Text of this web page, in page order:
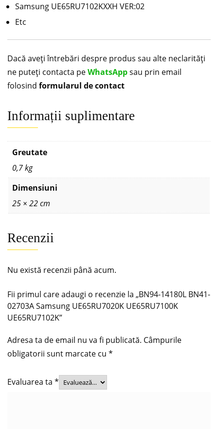
Samsung UE65RU7102KXXH VER:02
Etc
Dacă aveți întrebări despre produs sau alte neclarități
ne puteți contacta peWhatsAppsau prin email
folosind formularul de contact
Informații suplimentare
Greutate
0,7 kg
Dimensiuni
25 × 22 cm
Recenzii
Nu există recenzii până acum.
Fii primul care adaugi o recenzie la „BN94-14180L BN41-
02703A Samsung UE65RU7020K UE65RU7100K
UE65RU7102K”
Adresa ta de email nu va fi publicată. Câmpurile
obligatorii sunt marcate cu *
Evaluarea ta *